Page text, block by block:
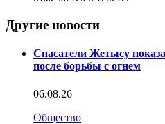
Другие новости
Спасатели Жетысу
после борьбы с огнем
06.08.26
Общество